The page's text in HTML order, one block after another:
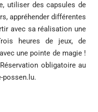
utiliser des capsules de
appréhender différentes
avec sa réalisation une
heures de jeux, de
une pointe de magie !
obligatoire au
possen.lu.